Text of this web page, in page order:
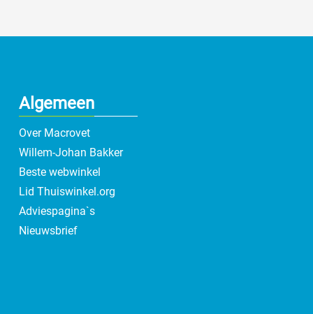
Algemeen
Over Macrovet
Willem-Johan Bakker
Beste webwinkel
Lid Thuiswinkel.org
Adviespagina`s
Nieuwsbrief